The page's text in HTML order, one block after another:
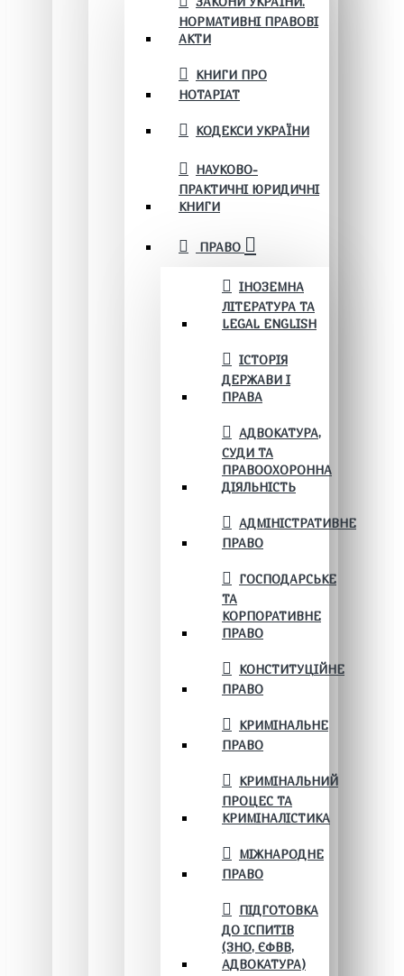
НОРМАТИВНІ ПРАВОВІ
АКТИ
КНИГИ ПРО
НОТАРІАТ
КОДЕКСИ УКРАЇНИ
НАУКОВО-
ПРАКТИЧНІ ЮРИДИЧНІ
КНИГИ
ПРАВО
ІНОЗЕМНА
ЛІТЕРАТУРА ТА
LEGAL ENGLISH
ІСТОРІЯ
ДЕРЖАВИ І
ПРАВА
АДВОКАТУРА,
СУДИ ТА
ПРАВООХОРОННА
ДІЯЛЬНІСТЬ
АДМІНІСТРАТИВНЕ
ПРАВО
ГОСПОДАРСЬКЕ
ТА
КОРПОРАТИВНЕ
ПРАВО
КОНСТИТУЦІЙНЕ
ПРАВО
КРИМІНАЛЬНЕ
ПРАВО
КРИМІНАЛЬНИЙ
ПРОЦЕС ТА
КРИМІНАЛІСТИКА
МІЖНАРОДНЕ
ПРАВО
ПІДГОТОВКА
ДО ІСПИТІВ
(ЗНО, ЄФВВ,
АДВОКАТУРА)